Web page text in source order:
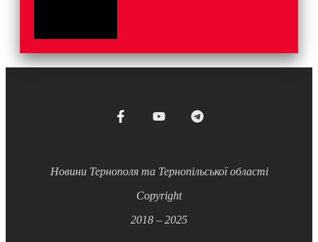
Новини Тернополя та Тернопільської області
Copyright
2018 – 2025